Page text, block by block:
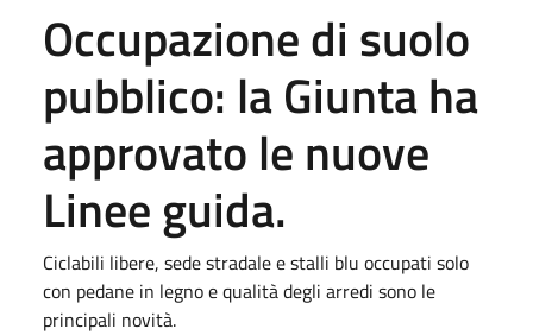
Occupazione di suolo
pubblico: la Giunta ha
approvato le nuove
Linee guida.
Ciclabili libere, sede stradale e stalli blu occupati solo
con pedane in legno e qualità degli arredi sono le
principali novità.